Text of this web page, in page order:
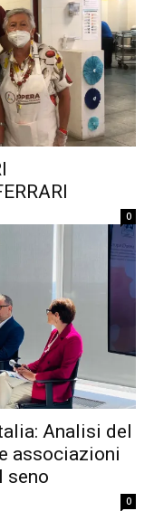
0
Analisi del
associazioni
seno
0